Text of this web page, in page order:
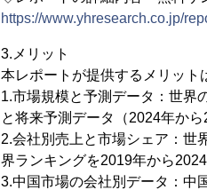
https://www.yhresearch.co.jp/
3.メリット
本レポートが提供するメリット
1.市場規模と予測データ：世界
と将来予測データ（2024年か
2.会社別売上と市場シェア：世
界ランキングを2019年から
3.中国市場の会社別データ：中